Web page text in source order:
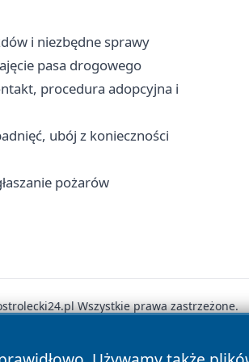
i niezbędne sprawy
pasa drogowego
procedura adopcyjna i
ubój z konieczności
pożarów
Wszystkie prawa zastrzeżone.